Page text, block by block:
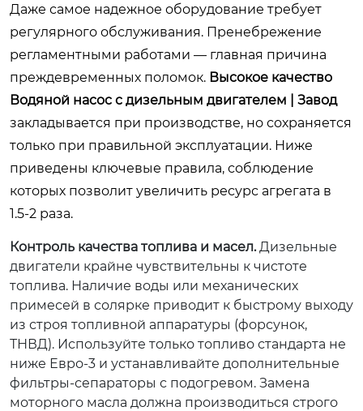
Даже самое надежное оборудование требует
регулярного обслуживания. Пренебрежение
регламентными работами — главная причина
преждевременных поломок. Высокое качество
Водяной насос с дизельным двигателем | Завод
закладывается при производстве, но сохраняется
только при правильной эксплуатации. Ниже
приведены ключевые правила, соблюдение
которых позволит увеличить ресурс агрегата в
1.5-2 раза.
Контроль качества топлива и масел.Дизельные
двигатели крайне чувствительны к чистоте
топлива. Наличие воды или механических
примесей в солярке приводит к быстрому выходу
из строя топливной аппаратуры (форсунок,
ТНВД). Используйте только топливо стандарта не
ниже Евро-3 и устанавливайте дополнительные
фильтры-сепараторы с подогревом. Замена
моторного масла должна производиться строго